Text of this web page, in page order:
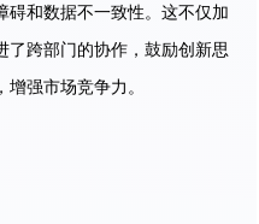
碍和数据不一致性。这不仅加
了跨部门的协作，鼓励创新思
强市场竞争力。